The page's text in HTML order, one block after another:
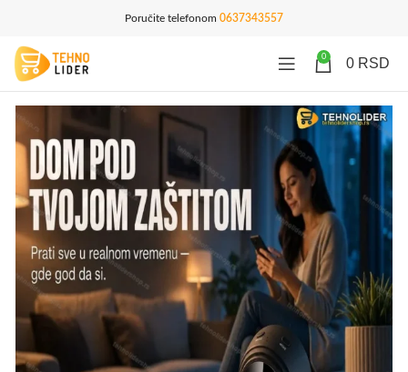
Poručite telefonom 0637343557
0 0 RSD